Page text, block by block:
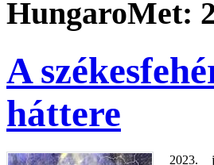
HungaroMet:
A
háttere
2023.